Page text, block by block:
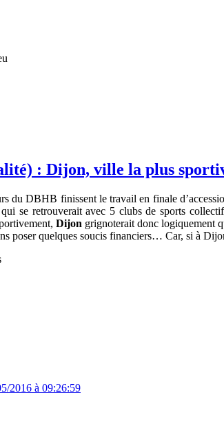
: Dijon, ville la plus
du DBHB finissent le travail en finale
se retrouverait avec 5 clubs de sports
Dijon grignoterait donc logiquement
poser quelques soucis financiers… Car, si à
2016 à 09:26:59